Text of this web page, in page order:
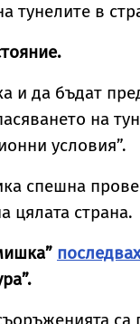
тунелите в
и да бъдат
на
условия”.
спешна
цялата страна.